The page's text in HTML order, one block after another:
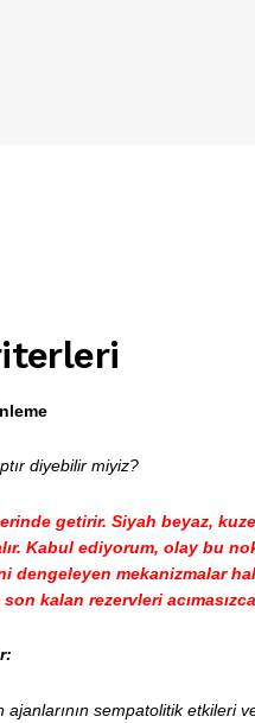
diyebilir miyiz?
getirir. Siyah beyaz,
Kabul ediyorum, olay bu
mekanizmalar
kalan rezervleri
ajanlarının sempatolitik etkileri